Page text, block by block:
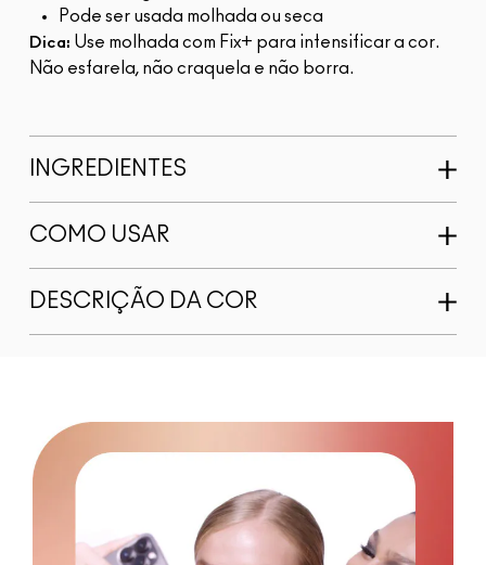
Pode ser usada molhada ou seca
Dica: Use molhada com Fix+ para intensificar a cor.
Não esfarela, não craquela e não borra.
INGREDIENTES
COMO USAR
DESCRIÇÃO DA COR